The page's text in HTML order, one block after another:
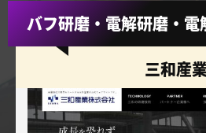
バフ研磨・電解研磨・電
三和産業